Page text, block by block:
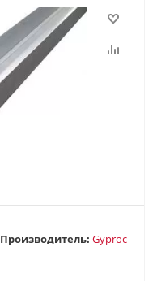
Производитель: Gyproc